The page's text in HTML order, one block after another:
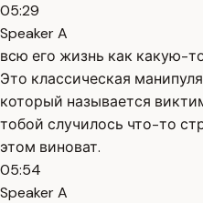
05:29
Speaker A
всю его жизнь как какую-
Это классическая
который называется
тобой случилось что-то
этом виноват.
05:54
Speaker A